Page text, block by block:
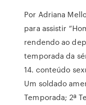
Por Adriana
para assistir
rendendo ao
temporada da
14. conteúdo
Um soldado
Temporada; 2ª